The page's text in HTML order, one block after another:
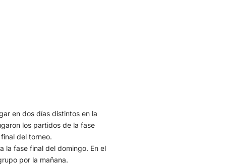
en dos días distintos en la
los partidos de la fase
del torneo.
la fase final del domingo. En el
por la mañana.